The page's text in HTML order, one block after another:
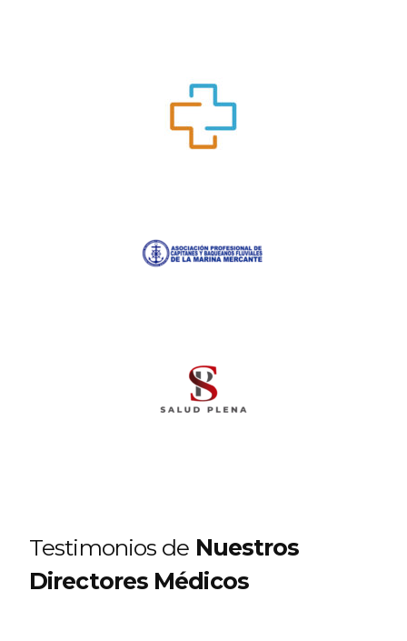
Testimonios de Nuestros
Directores Médicos